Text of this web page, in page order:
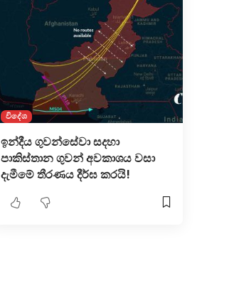
විදේශ
ඉන්දීය ගුවන්සේවා සදහා
පාකිස්තාන ගුවන් අවකාශය වසා
දැමීමේ තීරණය දීර්ඝ කරයි!